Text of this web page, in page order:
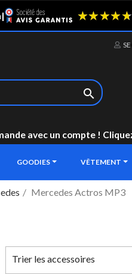
|

avec un compte !
GOODIES VÊTEMENT
Mercedes Actros MP3
Trier les accessoires